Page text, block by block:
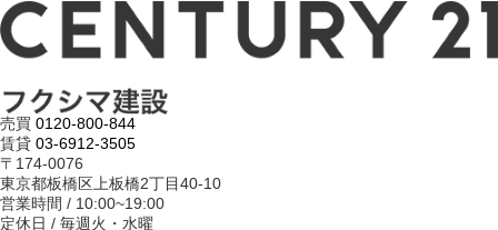
売買 0120-800-844
賃貸 03-6912-3505
〒174-0076
東京都板橋区上板橋2丁目40-10
営業時間 / 10:00~19:00
定休日 / 毎週火・水曜